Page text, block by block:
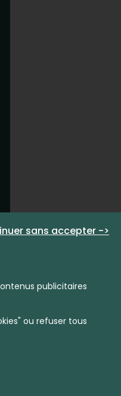
sans accepter ->
publicitaires
ou refuser tous